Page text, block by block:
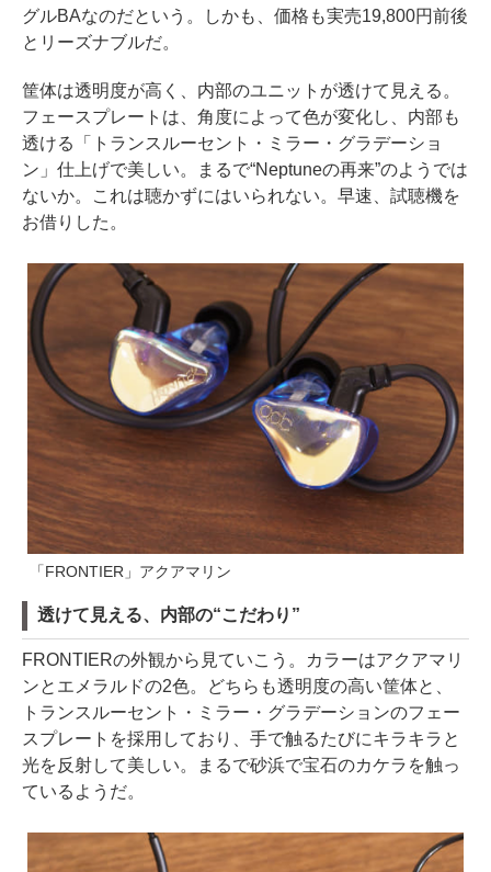
グルBAなのだという。しかも、価格も実売19,800円前後
とリーズナブルだ。
筐体は透明度が高く、内部のユニットが透けて見える。
フェースプレートは、角度によって色が変化し、内部も
透ける「トランスルーセント・ミラー・グラデーショ
ン」仕上げで美しい。まるで“Neptuneの再来”のようでは
ないか。これは聴かずにはいられない。早速、試聴機を
お借りした。
「FRONTIER」アクアマリン
透けて見える、内部の“こだわり”
FRONTIERの外観から見ていこう。カラーはアクアマリ
ンとエメラルドの2色。どちらも透明度の高い筐体と、
トランスルーセント・ミラー・グラデーションのフェー
スプレートを採用しており、手で触るたびにキラキラと
光を反射して美しい。まるで砂浜で宝石のカケラを触っ
ているようだ。